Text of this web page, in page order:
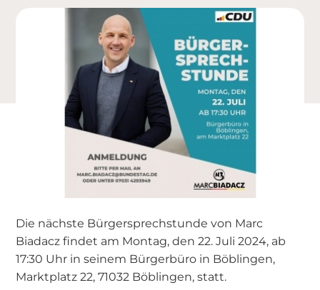
Die nächste Bürgersprechstunde von Marc
Biadacz findet am Montag, den 22. Juli 2024, ab
17:30 Uhr in seinem Bürgerbüro in Böblingen,
Marktplatz 22, 71032 Böblingen, statt.